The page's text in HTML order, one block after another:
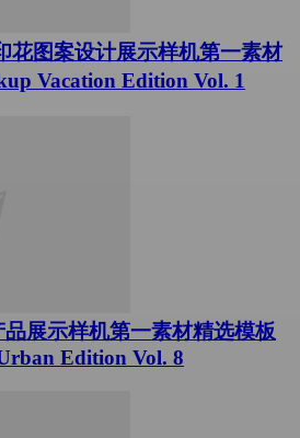
花图案设计展示样机第一素材
Vacation Edition Vol. 1
展示样机第一素材精选模板
Edition Vol. 8